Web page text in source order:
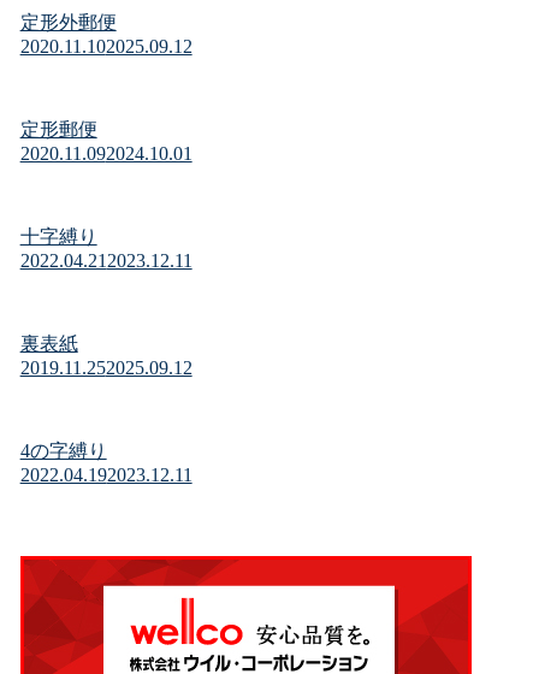
定形外郵便
2020.11.102025.09.12
定形郵便
2020.11.092024.10.01
十字縛り
2022.04.21 2023.12.11
裏表紙
2019.11.252025.09.12
4の字縛り
2022.04.192023.12.11